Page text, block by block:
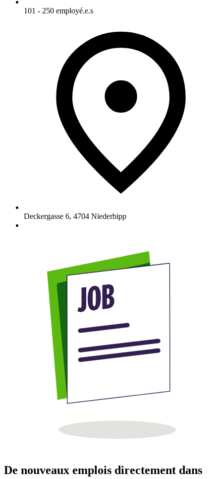
101 - 250 employé.e.s
Deckergasse 6, 4704 Niederbipp
De nouveaux emplois directement dans